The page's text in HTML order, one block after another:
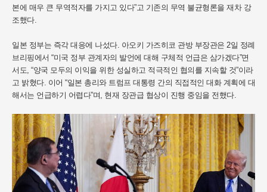
본에 매우 큰 무역적자를 가지고 있다”고 기존의 무역 불균형론을 재차 강
조했다.
일본 정부는 즉각 대응에 나섰다. 아오키 가즈히코 관방 부장관은 2일 정례
브리핑에서 “미국 정부 관계자의 발언에 대해 구체적 언급은 삼가겠다”면
서도, “양국 모두의 이익을 위한 성실하고 적극적인 협의를 지속할 것”이라
고 밝혔다. 이어 “일본 총리와 트럼프 대통령 간의 직접적인 대화 계획에 대
해서는 언급하기 어렵다”며, 현재 장관급 협상이 진행 중임을 전했다.